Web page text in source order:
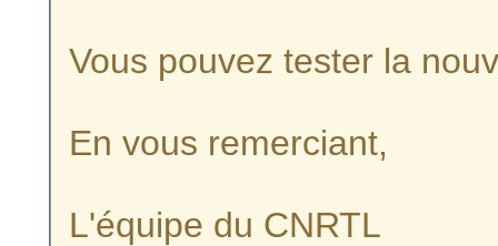
Vous pouvez tester la
En vous remerciant,
L'équipe du CNRTL